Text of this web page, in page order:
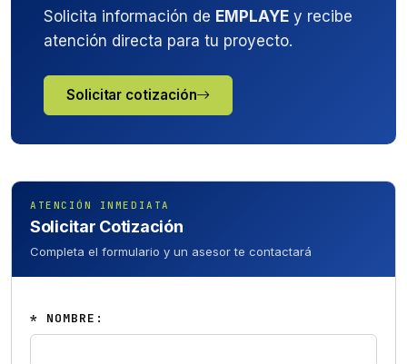
Solicita información de EMPLAYE y recibe
atención directa para tu proyecto.
Solicitar cotización
ATENCIÓN INMEDIATA
Solicitar Cotización
Completa el formulario y un asesor te contactará
* NOMBRE: